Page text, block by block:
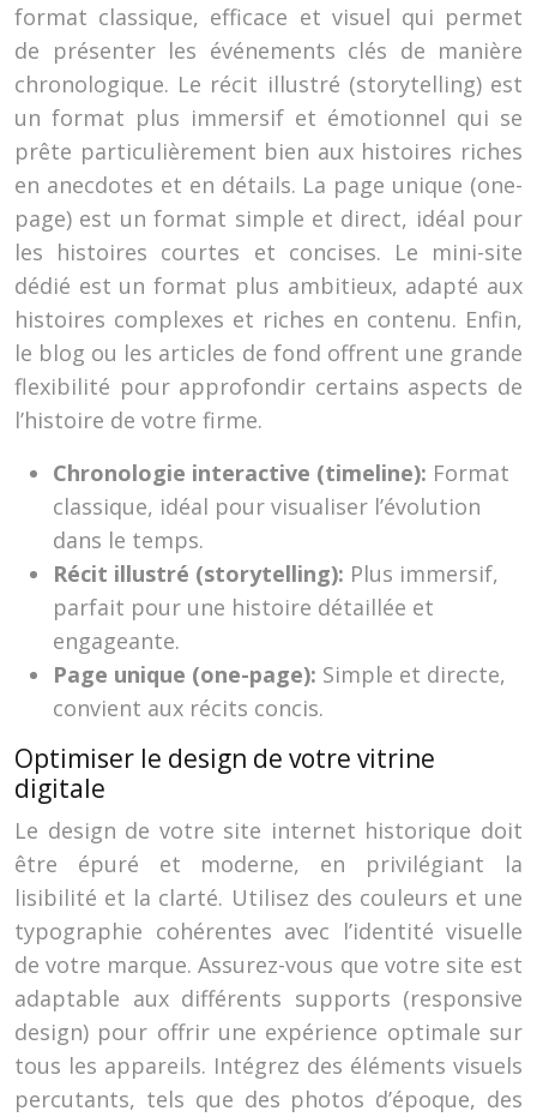
format classique, efficace et visuel qui permet
de présenter les événements clés de manière
chronologique. Le récit illustré (storytelling) est
un format plus immersif et émotionnel qui se
prête particulièrement bien aux histoires riches
en anecdotes et en détails. La page unique (one-
page) est un format simple et direct, idéal pour
les histoires courtes et concises. Le mini-site
dédié est un format plus ambitieux, adapté aux
histoires complexes et riches en contenu. Enfin,
le blog ou les articles de fond offrent une grande
flexibilité pour approfondir certains aspects de
l’histoire de votre firme.
Chronologie interactive (timeline): Format
classique, idéal pour visualiser l’évolution
dans le temps.
Récit illustré (storytelling): Plus immersif,
parfait pour une histoire détaillée et
engageante.
Page unique (one-page): Simple et directe,
convient aux récits concis.
Optimiser le design de votre vitrine
digitale
Le design de votre site internet historique doit
être épuré et moderne, en privilégiant la
lisibilité et la clarté. Utilisez des couleurs et une
typographie cohérentes avec l’identité visuelle
de votre marque. Assurez-vous que votre site est
adaptable aux différents supports (responsive
design) pour offrir une expérience optimale sur
tous les appareils. Intégrez des éléments visuels
percutants, tels que des photos d’époque, des